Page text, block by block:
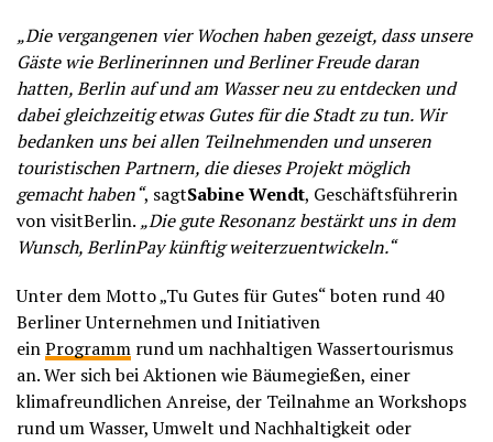
„Die vergangenen vier Wochen haben gezeigt, dass unsere
Gäste wie Berlinerinnen und Berliner Freude daran
hatten, Berlin auf und am Wasser neu zu entdecken und
dabei gleichzeitig etwas Gutes für die Stadt zu tun. Wir
bedanken uns bei allen Teilnehmenden und unseren
touristischen Partnern, die dieses Projekt möglich
gemacht haben“, sagtSabine Wendt, Geschäftsführerin
von visitBerlin. „Die gute Resonanz bestärkt uns in dem
Wunsch, BerlinPay künftig weiterzuentwickeln.“
Unter dem Motto „Tu Gutes für Gutes“ boten rund 40
Berliner Unternehmen und Initiativen
einProgramm rund um nachhaltigen Wassertourismus
an. Wer sich bei Aktionen wie Bäumegießen, einer
klimafreundlichen Anreise, der Teilnahme an Workshops
rund um Wasser, Umwelt und Nachhaltigkeit oder